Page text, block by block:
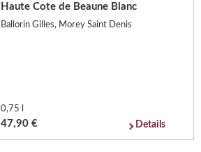
Haute Cote de Beaune Blanc
Ballorin Gilles, Morey Saint Denis
0,75 l
47,90 € Details